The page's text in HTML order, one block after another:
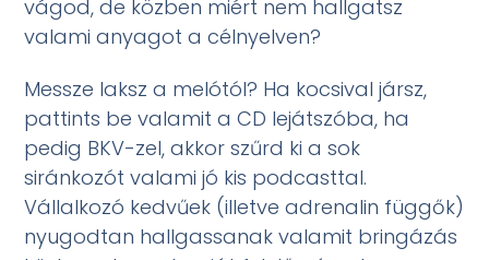
vágod, de közben miért nem hallgatsz
valami anyagot a célnyelven?
Messze laksz a melótól? Ha kocsival jársz,
pattints be valamit a CD lejátszóba, ha
pedig BKV-zel, akkor szűrd ki a sok
siránkozót valami jó kis podcasttal.
Vállalkozó kedvűek (illetve adrenalin függők)
nyugodtan hallgassanak valamit bringázás